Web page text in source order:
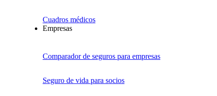
Cuadros médicos
Empresas
Comparador de seguros para empresas
Seguro de vida para socios